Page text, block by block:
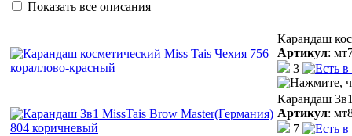
Показать все описания
Карандаш
Артикул:
3
Карандаш
Артикул:
7